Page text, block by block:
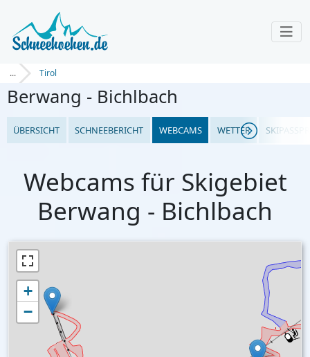
... Tirol
Berwang - Bichlbach
ÜBERSICHT SCHNEEBERICHT WEBCAMS WETTER
Webcams für Skigebiet
Berwang - Bichlbach
+
−